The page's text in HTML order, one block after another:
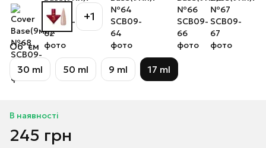
+1
Об`єм
30 ml 50 ml 9 ml 17 ml
В наявності
245 грн